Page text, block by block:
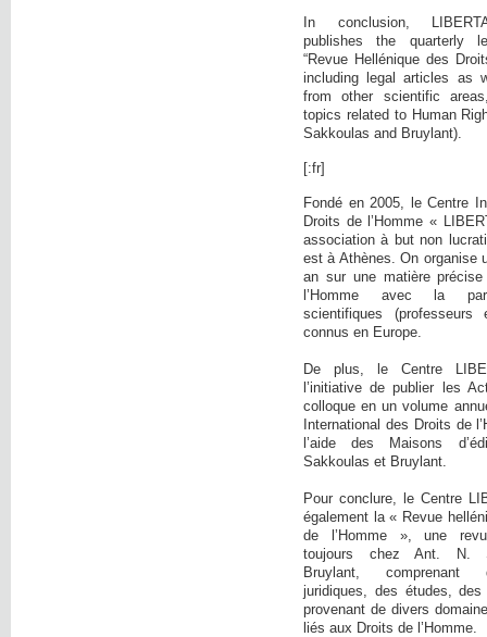
In conclusion,
publishes the quarterly
“Revue Hellénique des
including legal articles as
from other scientific
topics related to Human
Sakkoulas and Bruylant).
[:fr]
Fondé en 2005, le Centre
Droits de l’Homme «
association à but non
est à Athènes. On organise
an sur une matière
l’Homme avec la
scientifiques
connus en Europe.
De plus, le Centre
l’initiative de publier les
colloque en un volume
International des Droits de
l’aide des Maisons
Sakkoulas et Bruylant.
Pour conclure, le Centre
également la « Revue
de l’Homme », une
toujours chez Ant. N.
Bruylant, comprenant
juridiques, des études, des
provenant de divers
liés aux Droits de l’Homme.